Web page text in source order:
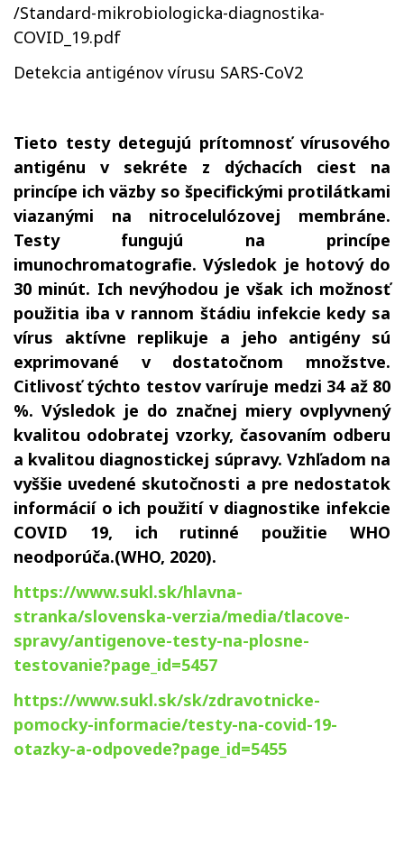
/Standard-mikrobiologicka-diagnostika-
COVID_19.pdf
Detekcia antigénov vírusu SARS-CoV2
Tieto testy detegujú prítomnosť vírusového
antigénu v sekréte z dýchacích ciest na
princípe ich väzby so špecifickými protilátkami
viazanými na nitrocelulózovej membráne.
Testy fungujú na princípe
imunochromatografie. Výsledok je hotový do
30 minút. Ich nevýhodou je však ich možnosť
použitia iba v rannom štádiu infekcie kedy sa
vírus aktívne replikuje a jeho antigény sú
exprimované v dostatočnom množstve.
Citlivosť týchto testov varíruje medzi 34 až 80
%. Výsledok je do značnej miery ovplyvnený
kvalitou odobratej vzorky, časovaním odberu
a kvalitou diagnostickej súpravy. Vzhľadom na
vyššie uvedené skutočnosti a pre nedostatok
informácií o ich použití v diagnostike infekcie
COVID 19, ich rutinné použitie WHO
neodporúča.(WHO, 2020).
https://www.sukl.sk/hlavna-
stranka/slovenska-verzia/media/tlacove-
spravy/antigenove-testy-na-plosne-
testovanie?page_id=5457
https://www.sukl.sk/sk/zdravotnicke-
pomocky-informacie/testy-na-covid-19-
otazky-a-odpovede?page_id=5455